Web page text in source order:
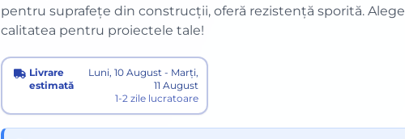
pentru suprafețe din construcții, oferă rezistență sporită. Alege
calitatea pentru proiectele tale!
Livrare
estimată
Luni, 10 August - Marți,
11 August
1-2 zile lucratoare